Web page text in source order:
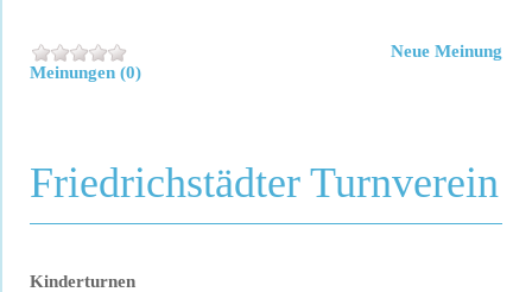
Meinungen (0)
Neue Meinung
Friedrichstädter Turnverein
Kinderturnen